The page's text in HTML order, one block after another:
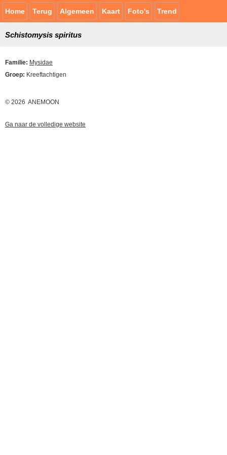
Home Terug Algemeen Kaart Foto's Trend
Schistomysis spiritus
Familie: Mysidae
Groep: Kreeftachtigen
© 2026 ANEMOON
Ga naar de volledige website